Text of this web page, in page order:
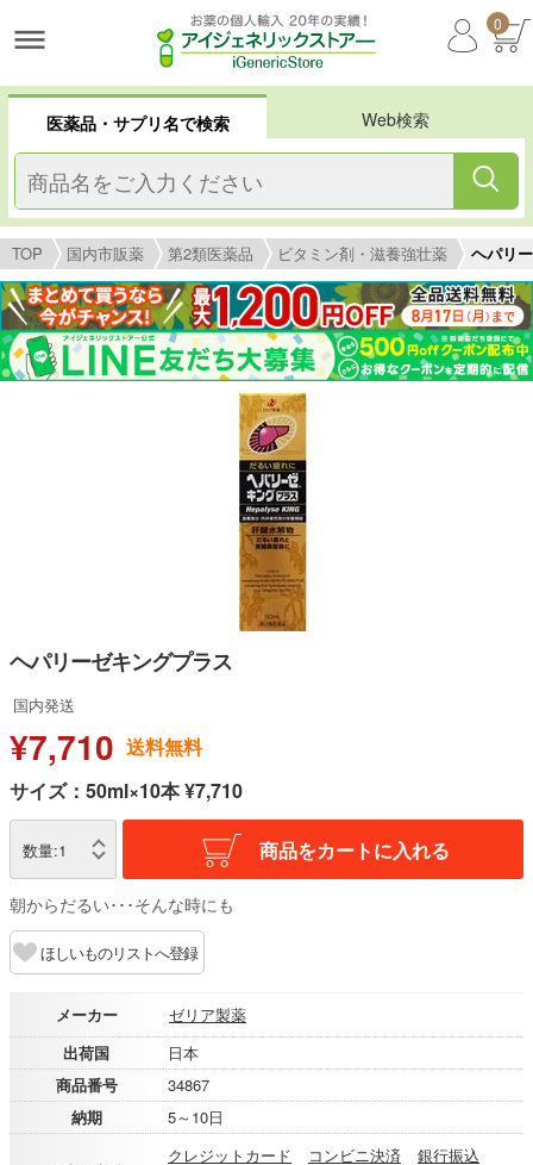
0
医薬品・サプリ名で検索 Web検索
TOP 国内市販薬 第2類医薬品 ビタミン剤・滋養強壮薬 ヘパリ
ヘパリーゼキングプラス
国内発送
¥7,710 送料無料
サイズ：50ml×10本 ¥7,710
数量:1 商品をカートに入れる
朝からだるい･･･そんな時にも
ほしいものリストへ登録
メーカー
ゼリア製薬
出荷国
日本
商品番号
34867
納期
5～10日
クレジットカード コンビニ決済
銀行振込